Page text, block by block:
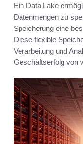
Ein Data Lake
Datenmengen zu
Speicherung eine
Diese flexible
Verarbeitung und
Geschäftserfolg von